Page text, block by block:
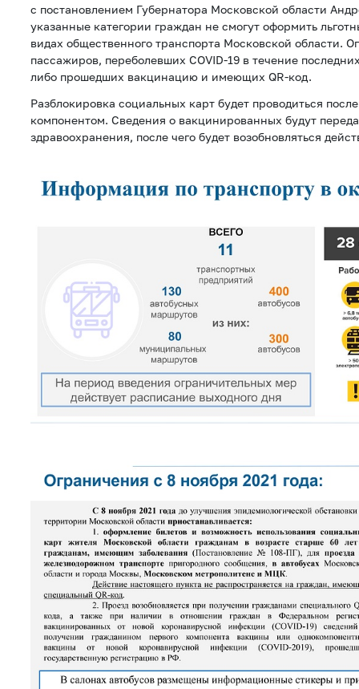
с постановлением Губернатора Московской области
указанные категории граждан не смогут оформить
видах общественного транспорта Московской области.
пассажиров, переболевших COVID-19 в течение
либо прошедших вакцинацию и имеющих QR-код.
Разблокировка социальных карт будет проводиться
компонентом. Сведения о вакцинированных будут
здравоохранения, после чего будет возобновляться